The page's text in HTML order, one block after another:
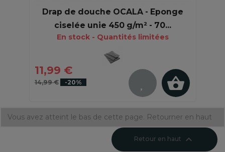
Drap de douche OCALA - Eponge
ciselée unie 450 g/m² - 70...
En stock - Quantités limitées
11,99 €
14,99 € -20%
Vous avez atteint le bas de cette page. Retourner en haut
Retour en haut 